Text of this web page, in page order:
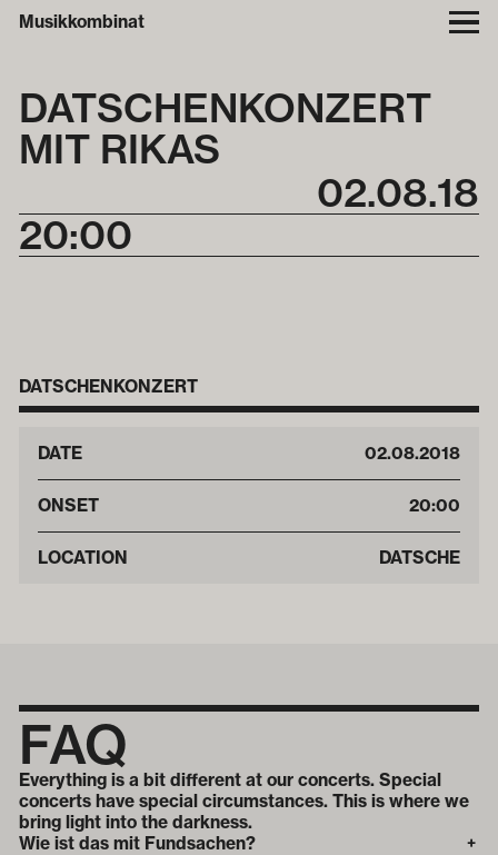
Musikkombinat
DATSCHEN­KONZERT
MIT RIKAS
02.08.18
20:00
DATSCHENKONZERT
DATE 02.08.2018
ONSET 20:00
LOCATION DATSCHE
FAQ
Everything is a bit different at our concerts. Special
concerts have special circumstances. This is where we
bring light into the darkness.
Wie ist das mit Fundsachen?
+